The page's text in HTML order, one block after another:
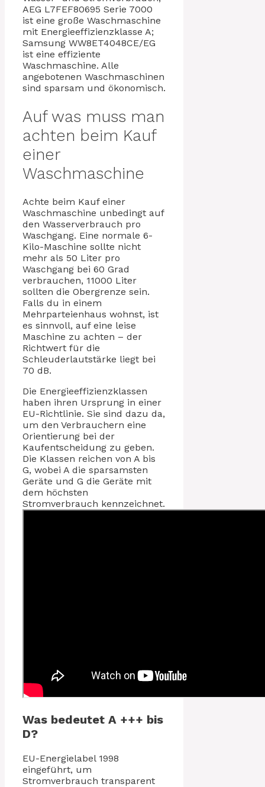
AEG L7FEF80695 Serie 7000
ist eine große Waschmaschine
mit Energieeffizienzklasse A;
Samsung WW8ET4048CE/EG
ist eine effiziente
Waschmaschine. Alle
angebotenen Waschmaschinen
sind sparsam und ökonomisch.
Auf was muss man
achten beim Kauf
einer
Waschmaschine
Achte beim Kauf einer
Waschmaschine unbedingt auf
den Wasserverbrauch pro
Waschgang. Eine normale 6-
Kilo-Maschine sollte nicht
mehr als 50 Liter pro
Waschgang bei 60 Grad
verbrauchen, 11000 Liter
sollten die Obergrenze sein.
Falls du in einem
Mehrparteienhaus wohnst, ist
es sinnvoll, auf eine leise
Maschine zu achten – der
Richtwert für die
Schleuderlautstärke liegt bei
70 dB.
Die Energieeffizienzklassen
haben ihren Ursprung in einer
EU-Richtlinie. Sie sind dazu da,
um den Verbrauchern eine
Orientierung bei der
Kaufentscheidung zu geben.
Die Klassen reichen von A bis
G, wobei A die sparsamsten
Geräte und G die Geräte mit
dem höchsten
Stromverbrauch kennzeichnet.
Was bedeutet A +++ bis
D?
EU-Energielabel 1998
eingeführt, um
Stromverbrauch transparent